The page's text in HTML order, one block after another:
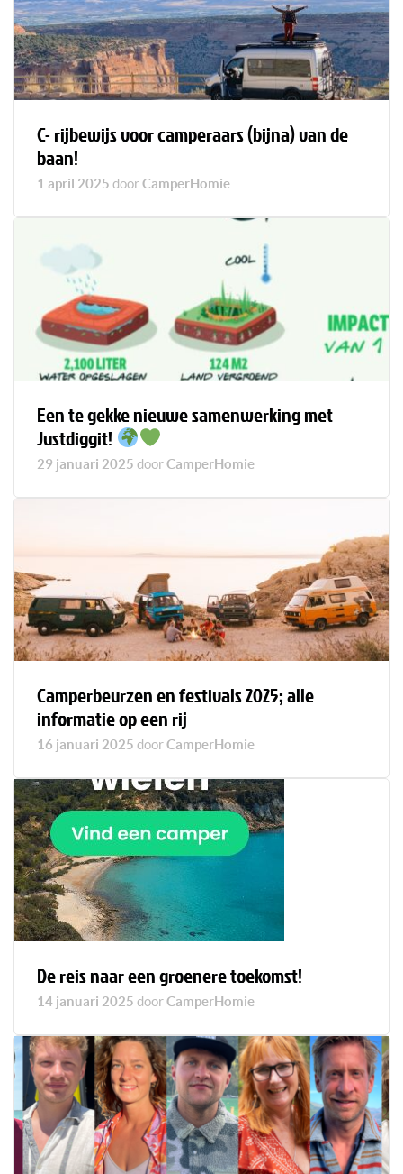
C- rijbewijs voor camperaars (bijna) van de
baan!
1 april 2025 doorCamperHomie
Een te gekke nieuwe samenwerking met
Justdiggit!
29 januari 2025 doorCamperHomie
Camperbeurzen en festivals 2025; alle
informatie op een rij
16 januari 2025 doorCamperHomie
De reis naar een groenere toekomst!
14 januari 2025 doorCamperHomie